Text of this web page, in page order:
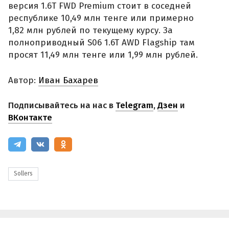
версия 1.6T FWD Premium стоит в соседней
республике 10,49 млн тенге или примерно
1,82 млн рублей по текущему курсу. За
полноприводный S06 1.6T AWD Flagship там
просят 11,49 млн тенге или 1,99 млн рублей.
Автор: Иван Бахарев
Подписывайтесь на нас в Telegram,Дзен и
ВКонтакте
Sollers